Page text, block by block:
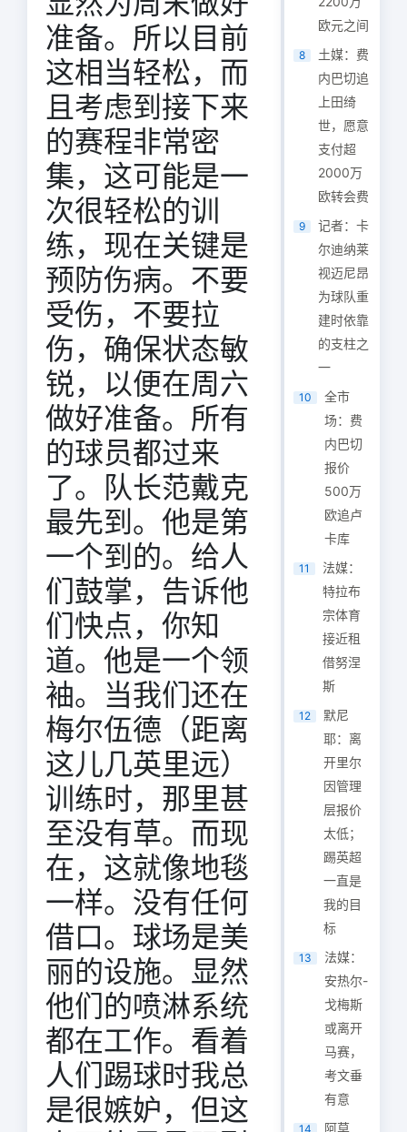
准备。所以目前
这相当轻松，而
且考虑到接下来
的赛程非常密
集，这可能是一
次很轻松的训
练，现在关键是
预防伤病。不要
受伤，不要拉
伤，确保状态敏
锐，以便在周六
做好准备。所有
的球员都过来
了。队长范戴克
最先到。他是第
一个到的。给人
们鼓掌，告诉他
们快点，你知
道。他是一个领
袖。当我们还在
梅尔伍德（距离
这儿几英里远）
训练时，那里甚
至没有草。而现
在，这就像地毯
一样。没有任何
借口。球场是美
丽的设施。显然
他们的喷淋系统
都在工作。看着
人们踢球时我总
是很嫉妒，但这
欧元之间
8
土媒：费
内巴切追
上田绮
世，愿意
支付超
2000万
欧转会费
9
记者：卡
尔迪纳莱
视迈尼昂
为球队重
建时依靠
的支柱之
一
10
全市
场：费
内巴切
报价
500万
欧追卢
卡库
11
法媒：
特拉布
宗体育
接近租
借努涅
斯
12
默尼
耶：离
开里尔
因管理
层报价
太低；
踢英超
一直是
我的目
标
13
法媒：
安热尔-
戈梅斯
或离开
马赛，
考文垂
有意
14
阿莫